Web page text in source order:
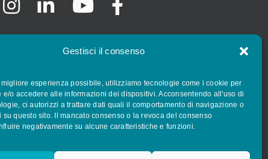
Gestisci il consenso
migliore esperienza possibile, utilizziamo tecnologie come i cookie per
e/o accedere alle informazioni dei dispositivi. Acconsentendo all'uso di
ci autorizzi a trattare dati quali il comportamento di navigazione o
su questo sito. Il mancato consenso o la revoca del consenso
negativamente su alcune caratteristiche e funzioni.